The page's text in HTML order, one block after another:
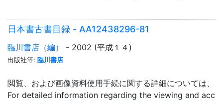
日本書古書目録 - AA12438296-81
臨川書店（編） - 2002 (平成１４)
出版社等: 臨川書店
閲覧、および画像資料使用手続に関する詳細については、「
For detailed information regarding the viewing and